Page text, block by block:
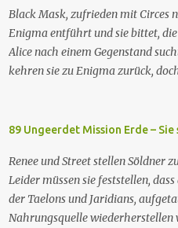
Deutschsprachige
im Pay-TV (Syfy) 17. Jan. 2013
Jahrhundert spielt im 24.
Missionen der Besatzung des
sozialen und interkulturellen
Black Mask, zufrieden mit Circes
Enigma entführt und sie bittet,
Alice nach einem Gegenstand
kehren sie zu Enigma zurück,
wolle. Währenddessen nehmen
Polizisten zur Rede stellt, wird
auf einen Gefangenen namens
um sie rauszuholen. Inzwischen
Drogenabhängige in
89 Ungeerdet Mission Erde – Sie
Renee und Street stellen Söldner
Leider müssen sie feststellen,
der Taelons und Jaridians,
Nahrungsquelle wiederherstellen